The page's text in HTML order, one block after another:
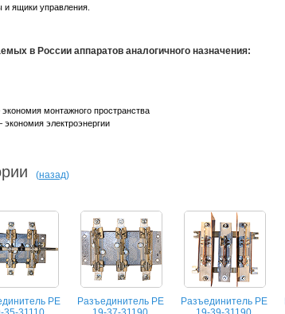
ящики управления.
в России аппаратов аналогичного назначения:
монтажного пространства
электроэнергии
(назад)
РЕ
Разъединитель РЕ
Разъединитель РЕ